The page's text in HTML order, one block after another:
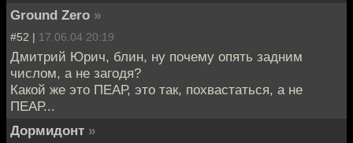
Ground Zero »
#52 | 17.06.04 20:19
Дмитрий Юрич, блин, ну почему опять задним
числом, а не загодя?
Какой же это ПЕАР, это так, похвастаться, а не
ПЕАР...
Дормидонт »